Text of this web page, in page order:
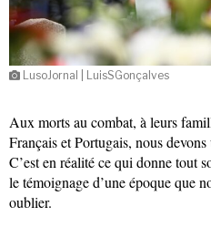
LusoJornal | LuisSGonçalves
Aux morts au combat, à leurs
Français et Portugais, nous
C’est en réalité ce qui donne tout
le témoignage d’une époque que
oublier.